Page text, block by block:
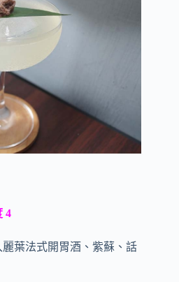
4
葉法式開胃酒、紫蘇、話